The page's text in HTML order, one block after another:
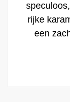
rijke
een
Het
kaneel,